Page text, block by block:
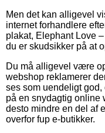
Men det kan alligevel
internet forhandlere
plakat, Elephant Love
du er skudsikker på at
Du må alligevel være
webshop reklamerer
ses som uendeligt
på en snydagtig online
desto mindre en del af
overfor fup e-butikker.